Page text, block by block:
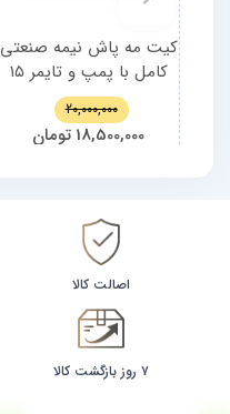
کیت مه پاش نیمه صنعتی
کامل با پمپ و تایمر ۱۵
نازل)
20,000,000
18,500,000 تومان
اصالت کالا
۷ روز بازگشت کالا